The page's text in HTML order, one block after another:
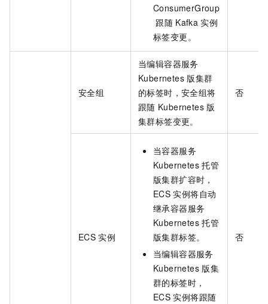
ConsumerGroup
跟随 Kafka 实例
标签变更。
安全组
当编辑容器服务
Kubernetes 版集群
的标签时，安全组将
跟随 Kubernetes 版
集群标签变更。
否
ECS 实例
当容器服务
Kubernetes 托管
版集群扩容时，
ECS 实例将自动
继承容器服务
Kubernetes 托管
版集群标签。
当编辑容器服务
Kubernetes 版集
群的标签时，
ECS 实例将跟随
否